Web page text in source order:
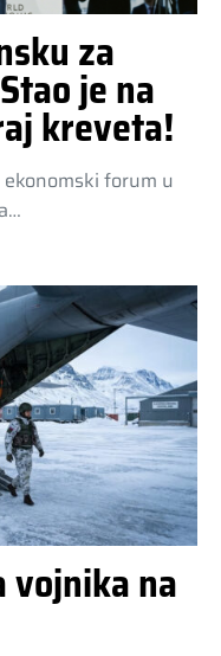
za
je na
kreveta!
ekonomski forum u
vojnika na